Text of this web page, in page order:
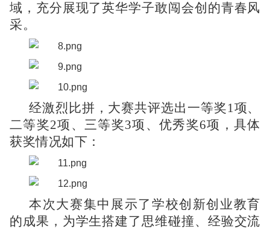
域，充分展现了英华学子敢闯会创的青春风
采。
经激烈比拼，大赛共评选出一等奖1项、
二等奖2项、三等奖3项、优秀奖6项，具体
获奖情况如下：
本次大赛集中展示了学校创新创业教育
的成果，为学生搭建了思维碰撞、经验交流